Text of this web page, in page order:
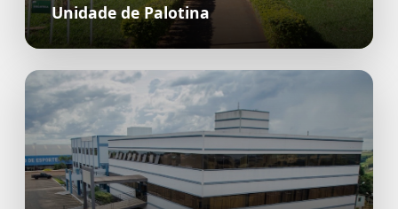
Unidade de Palotina